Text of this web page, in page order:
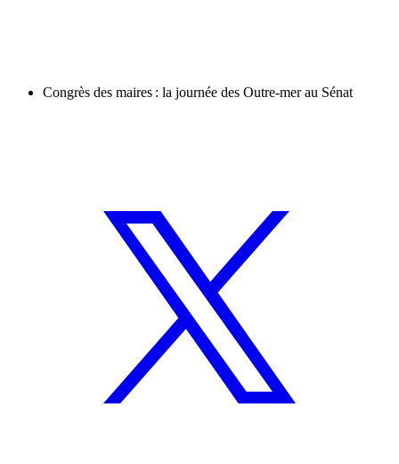
Congrès des maires : la journée des Outre-mer au Sénat